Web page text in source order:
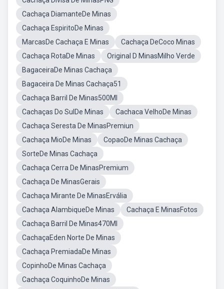
Cachaça DiamanteDe Minas
Cachaça EspiritoDe Minas
MarcasDe Cachaça E Minas
Cachaça DeCoco Minas
Cachaça RotaDe Minas
Original D MinasMilho Verde
BagaceiraDe Minas Cachaça
Bagaceira De Minas Cachaça51
Cachaça Barril De Minas500Ml
Cachaças Do SulDe Minas
Cachaca VelhoDe Minas
Cachaça Seresta De MinasPremiun
Cachaça MioDe Minas
CopaoDe Minas Cachaça
SorteDe Minas Cachaça
Cachaça Cerra De MinasPremium
Cachaça De MinasGerais
Cachaça Mirante De MinasErvália
Cachaça AlambiqueDe Minas
Cachaça E MinasFotos
Cachaça Barril De Minas470Ml
CachaçaEden Norte De Minas
Cachaça PremiadaDe Minas
CopinhoDe Minas Cachaça
Cachaça CoquinhoDe Minas